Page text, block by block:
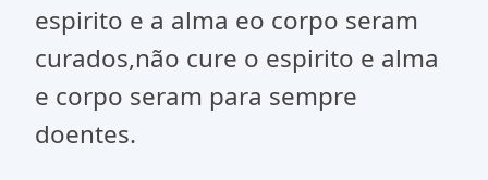
espirito e a alma eo corpo seram
curados,não cure o espirito e alma
e corpo seram para sempre
doentes.